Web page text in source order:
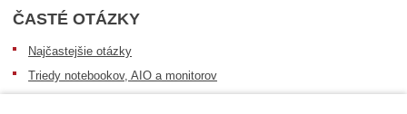
ČASTÉ OTÁZKY
Najčastejšie otázky
Triedy notebookov, AIO a monitorov